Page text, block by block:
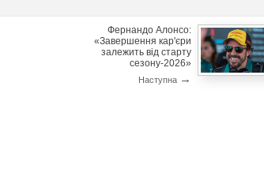
Фернандо Алонсо:
«Завершення кар'єри
залежить від старту
сезону-2026»
Наступна →